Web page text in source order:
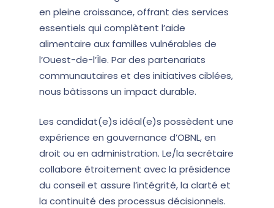
en pleine croissance, offrant des services
essentiels qui complètent l’aide
alimentaire aux familles vulnérables de
l’Ouest-de-l’Île. Par des partenariats
communautaires et des initiatives ciblées,
nous bâtissons un impact durable.
Les candidat(e)s idéal(e)s possèdent une
expérience en gouvernance d’OBNL, en
droit ou en administration. Le/la secrétaire
collabore étroitement avec la présidence
du conseil et assure l’intégrité, la clarté et
la continuité des processus décisionnels.